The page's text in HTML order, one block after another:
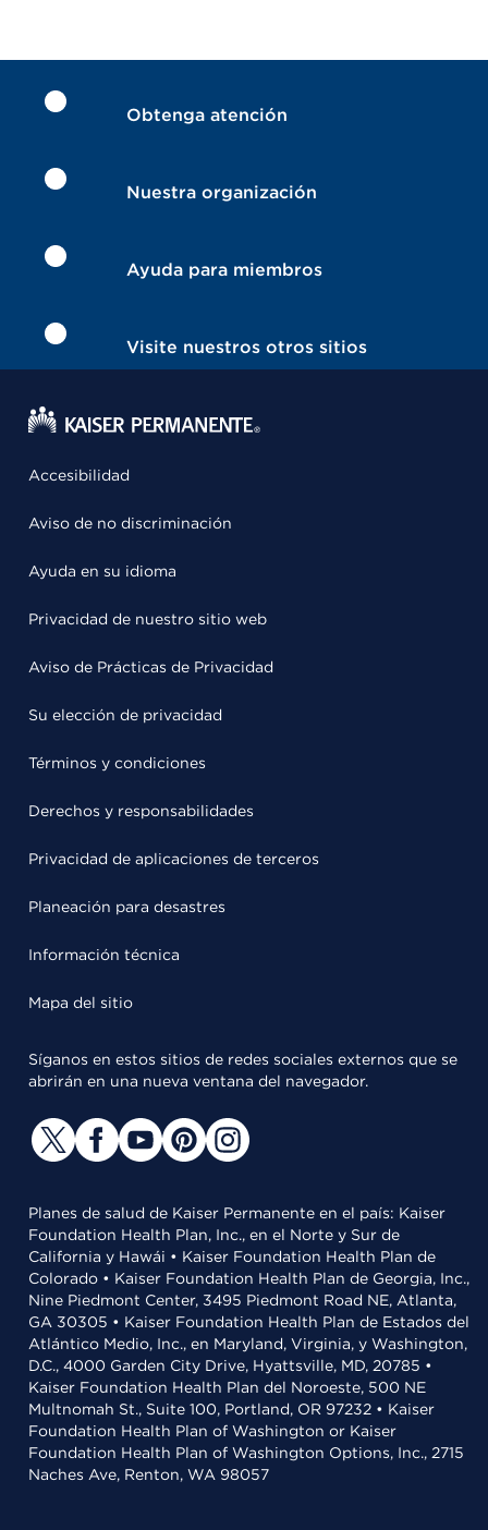
Obtenga atención
Nuestra organización
Ayuda para miembros
Visite nuestros otros sitios
Accesibilidad
Aviso de no discriminación
Ayuda en su idioma
Privacidad de nuestro sitio web
Aviso de Prácticas de Privacidad
Su elección de privacidad
Términos y condiciones
Derechos y responsabilidades
Privacidad de aplicaciones de terceros
Planeación para desastres
Información técnica
Mapa del sitio
Síganos en estos sitios de redes sociales externos que se
abrirán en una nueva ventana del navegador.
Planes de salud de Kaiser Permanente en el país: Kaiser
Foundation Health Plan, Inc., en el Norte y Sur de
California y Hawái • Kaiser Foundation Health Plan de
Colorado • Kaiser Foundation Health Plan de Georgia, Inc.,
Nine Piedmont Center, 3495 Piedmont Road NE, Atlanta,
GA 30305 • Kaiser Foundation Health Plan de Estados del
Atlántico Medio, Inc., en Maryland, Virginia, y Washington,
D.C., 4000 Garden City Drive, Hyattsville, MD, 20785 •
Kaiser Foundation Health Plan del Noroeste, 500 NE
Multnomah St., Suite 100, Portland, OR 97232 • Kaiser
Foundation Health Plan of Washington or Kaiser
Foundation Health Plan of Washington Options, Inc., 2715
Naches Ave, Renton, WA 98057